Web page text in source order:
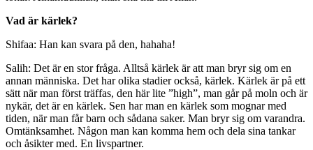
Vad är kärlek?
Shifaa: Han kan svara på den, hahaha!
Salih: Det är en stor fråga. Alltså kärlek är att man bryr sig om en
annan människa. Det har olika stadier också, kärlek. Kärlek är på ett
sätt när man först träffas, den här lite ”high”, man går på moln och är
nykär, det är en kärlek. Sen har man en kärlek som mognar med
tiden, när man får barn och sådana saker. Man bryr sig om varandra.
Omtänksamhet. Någon man kan komma hem och dela sina tankar
och åsikter med. En livspartner.